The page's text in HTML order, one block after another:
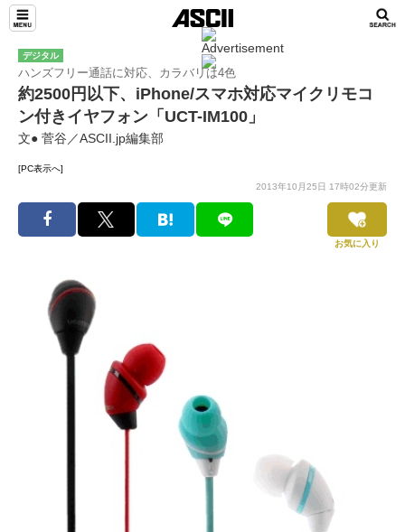
デジタル
ハンズフリー通話に対応、カラバリは4色
約2500円以下、iPhone/スマホ対応マイクリモコ
ン付きイヤフォン「UCT-IM100」
文● 菅谷／ASCII.jp編集部
[PC表示へ]
2013年10月25日 17時02分更新
お気に入り